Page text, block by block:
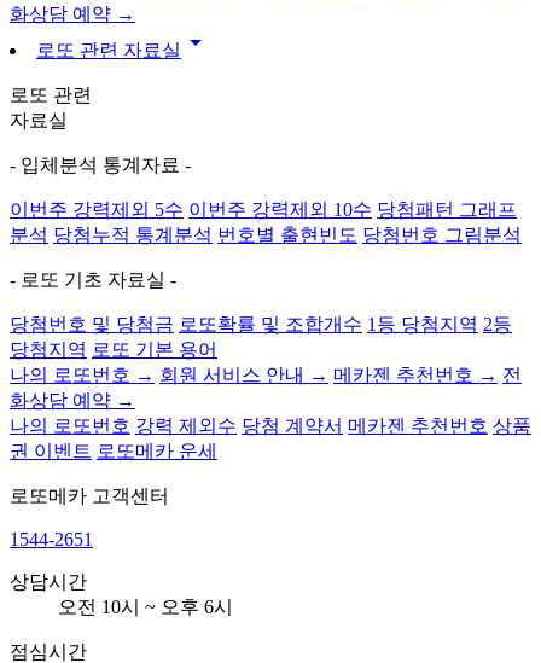
화상담 예약 →
로또 관련 자료실 arrow_drop_down
로또 관련
자료실
- 입체분석 통계자료 -
이번주 강력제외 5수 이번주 강력제외 10수 당첨패턴 그래프
분석 당첨누적 통계분석 번호별 출현빈도 당첨번호 그림분석
- 로또 기초 자료실 -
당첨번호 및 당첨금 로또확률 및 조합개수 1등 당첨지역 2등
당첨지역 로또 기본 용어
나의 로또번호 → 회원 서비스 안내 → 메카젠 추천번호 → 전
화상담 예약 →
나의 로또번호 강력 제외수 당첨 계약서 메카젠 추천번호 상품
권 이벤트 로또메카 운세
로또메카 고객센터
1544-2651
상담시간
오전 10시 ~ 오후 6시
점심시간